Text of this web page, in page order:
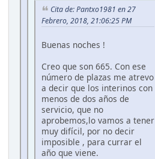
Cita de: Pantxo1981 en 27
Febrero, 2018, 21:06:25 PM
Buenas noches !
Creo que son 665. Con ese
número de plazas me atrevo
a decir que los interinos con
menos de dos años de
servicio, que no
aprobemos,lo vamos a tener
muy difícil, por no decir
imposible , para currar el
año que viene.